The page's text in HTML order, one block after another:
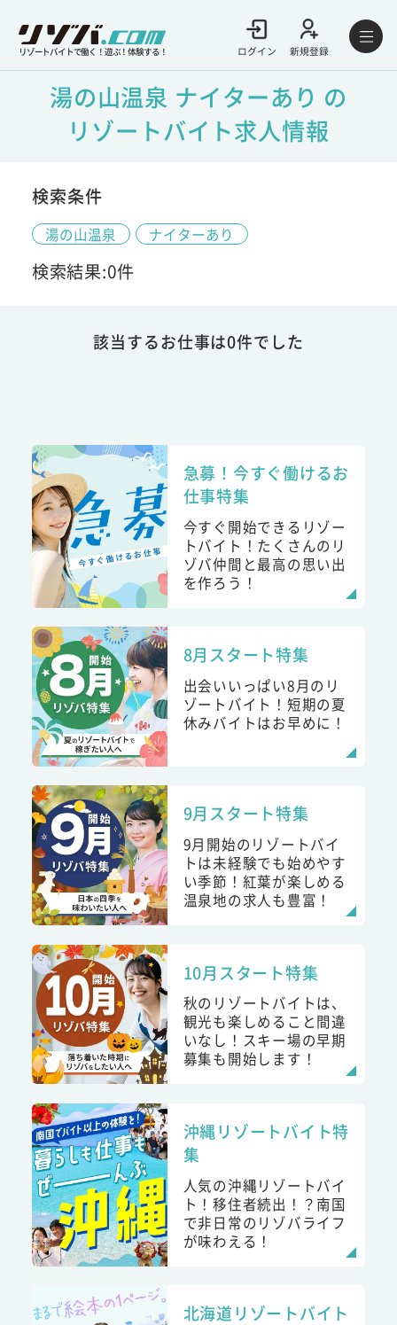
リゾートバイトで働く！遊ぶ！体験する！ ログイン 新規登録
湯の山温泉 ナイターあり の
リゾートバイト求人情報
検索条件
湯の山温泉 ナイターあり
検索結果:0件
該当するお仕事は0件でした
急募！今すぐ働けるお
仕事特集
今すぐ開始できるリゾー
トバイト！たくさんのリ
ゾバ仲間と最高の思い出
を作ろう！
8月スタート特集
出会いいっぱい8月のリ
ゾートバイト！短期の夏
休みバイトはお早めに！
9月スタート特集
9月開始のリゾートバイ
トは未経験でも始めやす
い季節！紅葉が楽しめる
温泉地の求人も豊富！
10月スタート特集
秋のリゾートバイトは、
観光も楽しめること間違
いなし！スキー場の早期
募集も開始します！
沖縄リゾートバイト特
集
人気の沖縄リゾートバイ
ト！移住者続出！？南国
で非日常のリゾバライフ
が味わえる！
北海道リゾートバイト